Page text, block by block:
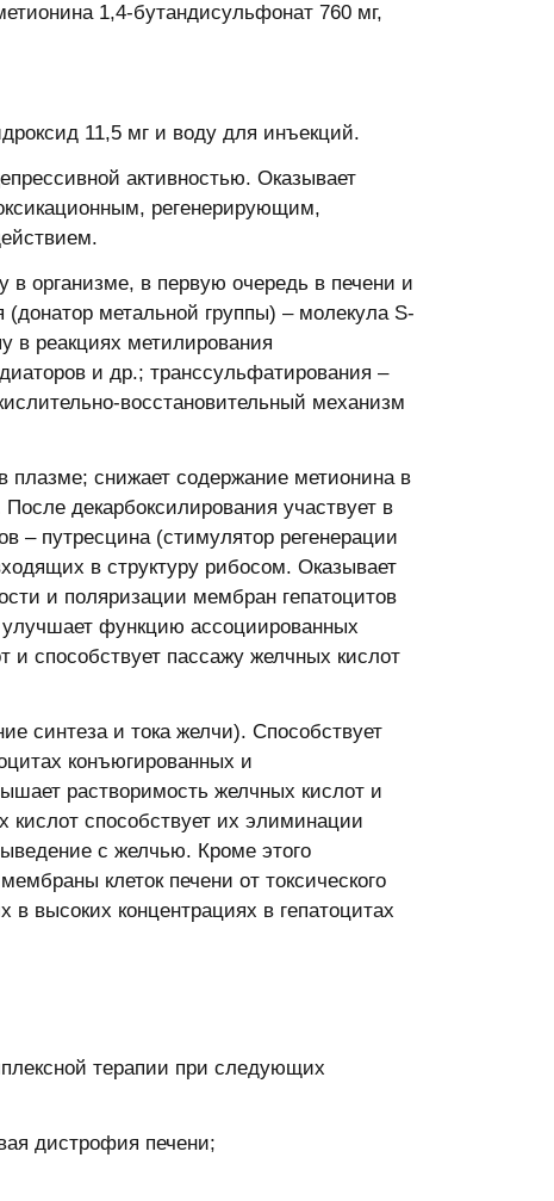
1,4-бутандисульфонат 760 мг,
11,5 мг и воду для инъекций.
активностью. Оказывает
регенерирующим,
в организме, в первую очередь в печени и
(донатор метальной группы) – молекула S-
в реакциях метилирования
и др.; транссульфатирования –
восстановительный механизм
плазме; снижает содержание метионина в
декарбоксилирования участвует в
– путресцина (стимулятор регенерации
в структуру рибосом. Оказывает
и поляризации мембран гепатоцитов
функцию ассоциированных
способствует пассажу желчных кислот
синтеза и тока желчи). Способствует
конъюгированных и
растворимость желчных кислот и
способствует их элиминации
с желчью. Кроме этого
клеток печени от токсического
высоких концентрациях в гепатоцитах
терапии при следующих
дистрофия печени;